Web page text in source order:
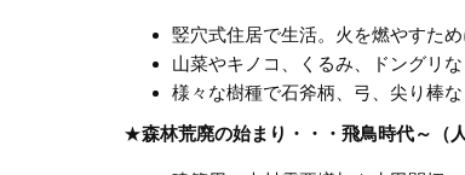
竪穴式住居で生活。火を燃やすた
山菜やキノコ、くるみ、ドングリ
様々な樹種で石斧柄、弓、尖り棒
★森林荒廃の始まり・・・飛鳥時代～ （